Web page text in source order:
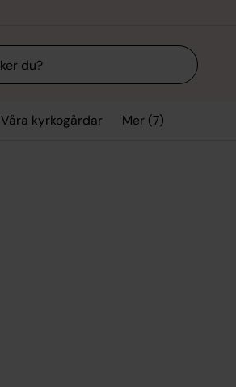
Våra kyrkogårdar Mer (7)